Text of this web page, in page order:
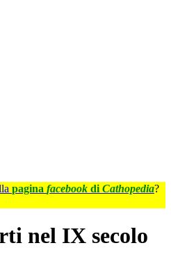
pagina facebook di Cathopedia?
nel IX secolo